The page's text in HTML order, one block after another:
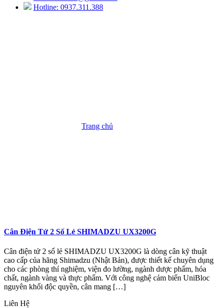
Hotline: 0937.311.388
Trang chủ
Cân Điện Tử 2 Số Lẻ SHIMADZU UX3200G
Cân điện tử 2 số lẻ SHIMADZU UX3200G là dòng cân kỹ thuật
cao cấp của hãng Shimadzu (Nhật Bản), được thiết kế chuyên dụng
cho các phòng thí nghiệm, viện đo lường, ngành dược phẩm, hóa
chất, ngành vàng và thực phẩm. Với công nghệ cảm biến UniBloc
nguyên khối độc quyền, cân mang […]
Liên Hệ